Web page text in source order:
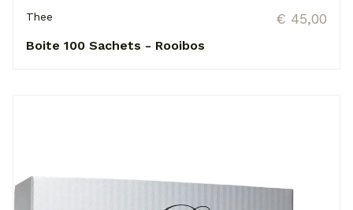
Thee € 45,00
Boite 100 Sachets - Rooibos